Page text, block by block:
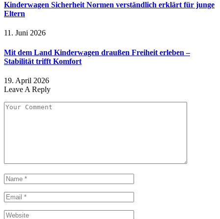
Kinderwagen Sicherheit Normen verständlich erklärt für junge
Eltern
11. Juni 2026
Mit dem Land Kinderwagen draußen Freiheit erleben –
Stabilität trifft Komfort
19. April 2026
Leave A Reply